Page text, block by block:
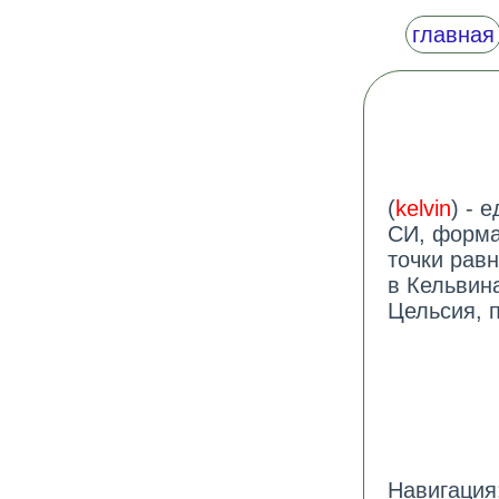
главная
(kelvin) -
СИ,
точки
в
Цельсия,